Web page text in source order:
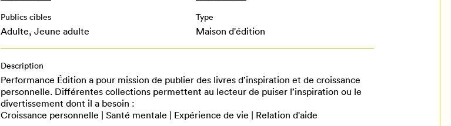
Publics cibles
Adulte, Jeune adulte
Type
Maison d'édition
Description
Performance Édition a pour mission de publier des livres d’inspiration et de croissance
personnelle. Différentes collections permettent au lecteur de puiser l’inspiration ou le
divertissement dont il a besoin :
Croissance personnelle | Santé mentale | Expérience de vie | Relation d'aide